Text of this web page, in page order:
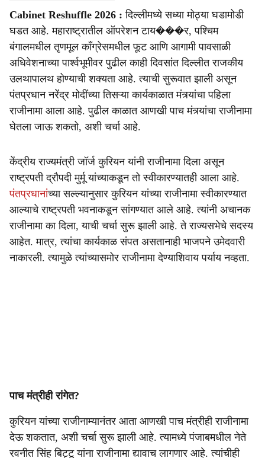
a
r
e
Cabinet Reshuffle 2026 : दिल्लीमध्ये सध्या मोठ्या घडामोडी
घडत आहे. महाराष्ट्रातील ऑपरेशन टाय���र, पश्चिम
बंगालमधील तृणमूल काँग्रेसमधील फूट आणि आगामी पावसाळी
अधिवेशनाच्या पार्श्वभूमीवर पुढील काही दिवसांत दिल्लीत राजकीय
उलथापालथ होण्याची शक्यता आहे. त्याची सुरूवात झाली असून
पंतप्रधान नरेंद्र मोदींच्या तिसऱ्या कार्यकाळात मंत्र्यांचा पहिला
राजीनामा आला आहे. पुढील काळात आणखी पाच मंत्र्यांचा राजीनामा
घेतला जाऊ शकतो, अशी चर्चा आहे.
केंद्रीय राज्यमंत्री जॉर्ज कुरियन यांनी राजीनामा दिला असून
राष्ट्रपती द्रौपदी मुर्मू यांच्याकडून तो स्वीकारण्यातही आला आहे.
पंतप्रधानांच्या सल्ल्यानुसार कुरियन यांच्या राजीनामा स्वीकारण्यात
आल्याचे राष्ट्रपती भवनाकडून सांगण्यात आले आहे. त्यांनी अचानक
राजीनामा का दिला, याची चर्चा सुरू झाली आहे. ते राज्यसभेचे सदस्य
आहेत. मात्र, त्यांचा कार्यकाळ संपत असतानाही भाजपने उमेदवारी
नाकारली. त्यामुळे त्यांच्यासमोर राजीनामा देण्याशिवाय पर्याय नव्हता.
पाच मंत्रीही रांगेत?
कुरियन यांच्या राजीनाम्यानंतर आता आणखी पाच मंत्रीही राजीनामा
देऊ शकतात, अशी चर्चा सुरू झाली आहे. त्यामध्ये पंजाबमधील नेते
रवनीत सिंह बिट्टू यांना राजीनामा द्यावाच लागणार आहे. त्यांचीही